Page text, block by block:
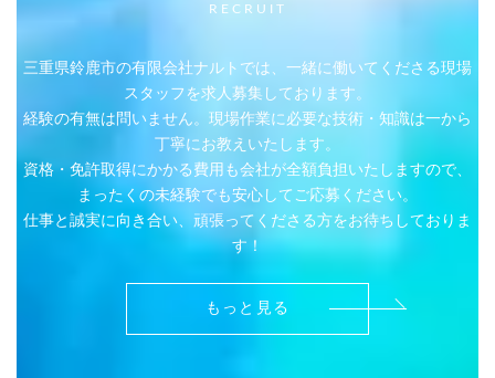
RECRUIT
三重県鈴鹿市の有限会社ナルトでは、一緒に働いてくださる現場
スタッフを求人募集しております。
経験の有無は問いません。現場作業に必要な技術・知識は一から
丁寧にお教えいたします。
資格・免許取得にかかる費用も会社が全額負担いたしますので、
まったくの未経験でも安心してご応募ください。
仕事と誠実に向き合い、頑張ってくださる方をお待ちしておりま
す！
もっと見る